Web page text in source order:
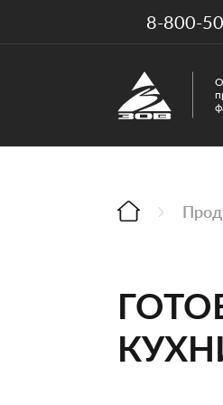
8-800-